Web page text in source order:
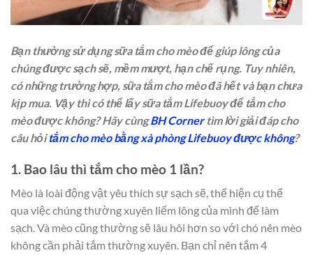
Bạn thường sử dụng sữa tắm cho mèo để giúp lông của
chúng được sạch sẽ, mềm mượt, hạn chế rụng. Tuy nhiên,
có những trường hợp, sữa tắm cho mèo đã hết và bạn chưa
kịp mua. Vậy thì có thể lấy sữa tắm Lifebuoy để tắm cho
mèo được không? Hãy cùngBH Cornertìm lời giải đáp cho
câu hỏitắm cho mèo bằng xà phòng Lifebuoy được không?
1. Bao lâu thì tắm cho mèo 1 lần?
Mèo là loài động vật yêu thích sự sạch sẽ, thể hiện cụ thể
qua việc chúng thường xuyên liếm lông của mình để làm
sạch. Và mèo cũng thường sẽ lâu hôi hơn so với chó nên mèo
không cần phải tắm thường xuyên. Bạn chỉ nên tắm 4